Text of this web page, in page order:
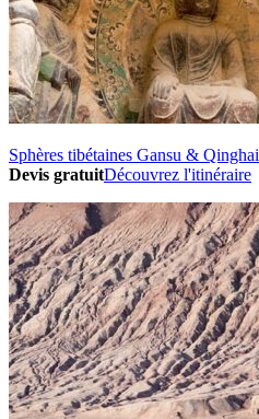
Sphères tibétaines Gansu & Qinghai
Devis gratuitDécouvrez l'itinéraire